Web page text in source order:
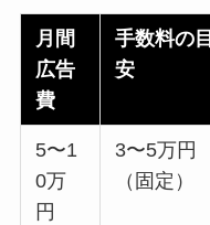
月間
広告
費
手数料の目
安
5〜1
0万
円
3〜5万円
（固定）